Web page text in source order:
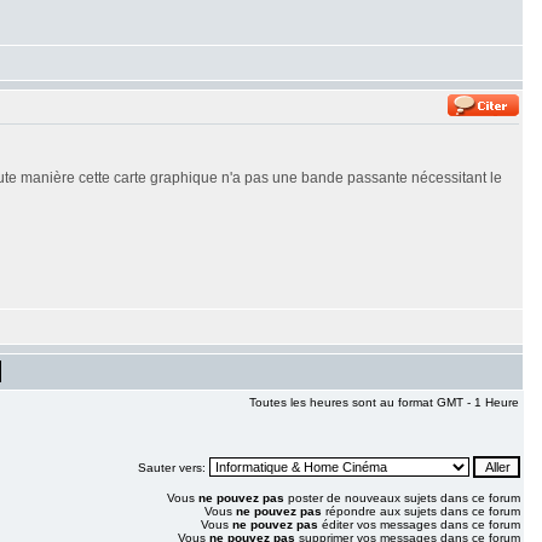
manière cette carte graphique n'a pas une bande passante nécessitant le
Toutes les heures sont au format GMT - 1 Heure
Sauter vers:
Vous ne pouvez pas poster de nouveaux sujets dans ce forum
Vous ne pouvez pas répondre aux sujets dans ce forum
Vous ne pouvez pas éditer vos messages dans ce forum
Vous ne pouvez pas supprimer vos messages dans ce forum